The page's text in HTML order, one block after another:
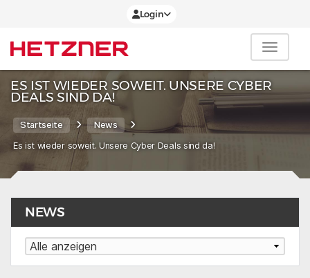
Login
ES IST WIEDER SOWEIT. UNSERE CYBER
DEALS SIND DA!
Startseite
News
Es ist wieder soweit. Unsere Cyber Deals sind da!
NEWS